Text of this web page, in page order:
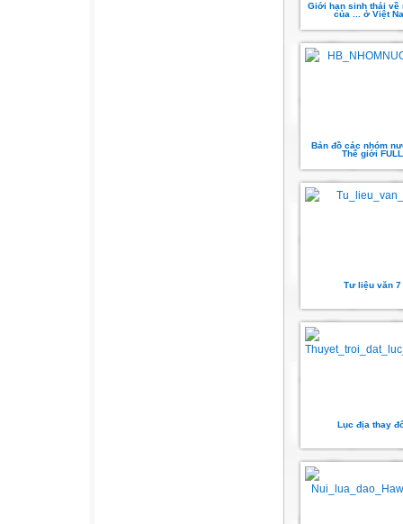
Giới hạn sinh thái về
của ... ở Việt
Bản đồ các nhóm
Thế giới FULL
Tư liệu văn 7
Lục địa thay